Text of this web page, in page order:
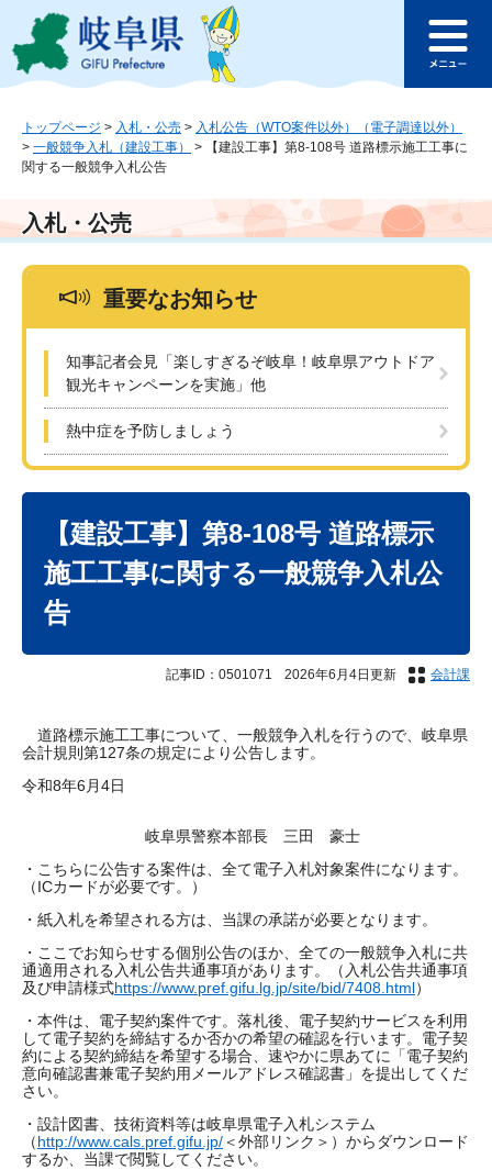
ジ
ュ
本
文
このページの本文へ
ュ
トップページ > 入札・公売 > 入札公告（WTO案件以外）（電子調達以外）
> 一般競争入札（建設工事） >
【建設工事】第8-108号 道路標示施工工事に
関する一般競争入札公告
入札・公売
重要なお知らせ
知事記者会見「楽しすぎるぞ岐阜！岐阜県アウトドア
観光キャンペーンを実施」他
熱中症を予防しましょう
【建設工事】第8-108号 道路標示
施工工事に関する一般競争入札公
告
記事ID：0501071 2026年6月4日更新 会計課
道路標示施工工事について、一般競争入札を行うので、岐阜県
会計規則第127条の規定により公告します。
令和8年6月4日
岐阜県警察本部長 三田 豪士
・こちらに公告する案件は、全て電子入札対象案件になります。
（ICカードが必要です。）
・紙入札を希望される方は、当課の承諾が必要となります。
・ここでお知らせする個別公告のほか、全ての一般競争入札に共
通適用される入札公告共通事項があります。（入札公告共通事項
及び申請様式https://www.pref.gifu.lg.jp/site/bid/7408.html）
・本件は、電子契約案件です。落札後、電子契約サービスを利用
して電子契約を締結するか否かの希望の確認を行います。電子契
約による契約締結を希望する場合、速やかに県あてに「電子契約
意向確認書兼電子契約用メールアドレス確認書」を提出してくだ
さい。​
・設計図書、技術資料等は岐阜県電子入札システム
（http://www.cals.pref.gifu.jp/＜外部リンク＞ ）からダウンロード
するか、当課で閲覧してください。